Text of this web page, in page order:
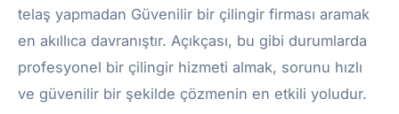
telaş yapmadan Güvenilir bir çilingir firması aramak
en akıllıca davranıştır. Açıkçası, bu gibi durumlarda
profesyonel bir çilingir hizmeti almak, sorunu hızlı
ve güvenilir bir şekilde çözmenin en etkili yoludur.